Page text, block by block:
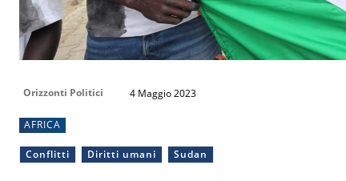
Orizzonti Politici 4 Maggio 2023
AFRICA
Conflitti Diritti umani Sudan